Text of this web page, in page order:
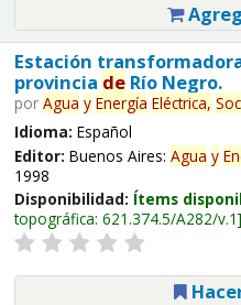
Estación
provincia deRío Negro.
por Agua y Energía Eléctrica,
Idioma: Español
Editor: Buenos Aires: Agua y
1998
Disponibilidad: Ítems
topográfica: 621.374.5/A282/v.1